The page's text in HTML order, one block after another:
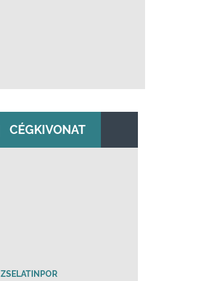
CÉGKIVONAT
ZSELATINPOR